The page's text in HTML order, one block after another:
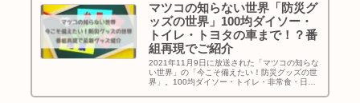
マツコの知らない世界「防災グ
ッズの世界」100均ダイソー・
トイレ・トヨタの車まで！？番
組再現でご紹介
2021年11月9日に放送された「マツコの知らな
い世界」の「今こそ備えたい！防災グッズの世
界」。100均ダイソー・トイレ・非常食・日常